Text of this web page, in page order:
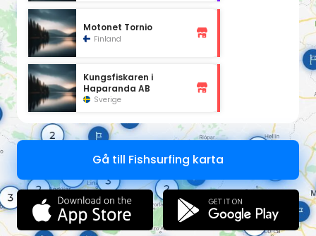
Motonet Tornio
Finland
Kungsfiskaren i
Haparanda AB
Sverige
Gå till Fishsurfing karta